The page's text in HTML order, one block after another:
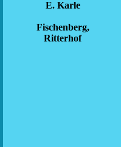
E. Karle
Fischenberg,
Ritterhof